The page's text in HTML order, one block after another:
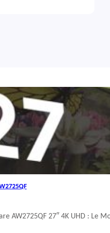
AW2725QF 27″ 4K UHD : Le